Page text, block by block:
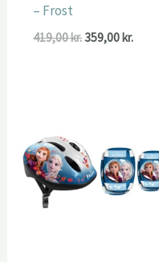
– Frost
419,00kr.Den
359,00 kr.Den